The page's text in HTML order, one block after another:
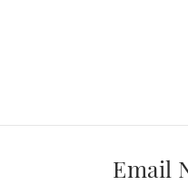
Email